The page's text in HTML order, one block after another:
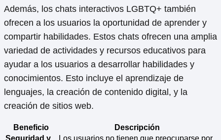
Además, los chats interactivos LGBTQ+ también
ofrecen a los usuarios la oportunidad de aprender y
compartir habilidades. Estos chats ofrecen una amplia
variedad de actividades y recursos educativos para
ayudar a los usuarios a desarrollar habilidades y
conocimientos. Esto incluye el aprendizaje de
lenguajes, la creación de contenido digital, y la
creación de sitios web.
Beneficio
Descripción
Seguridad y
Los usuarios no tienen que preocuparse por